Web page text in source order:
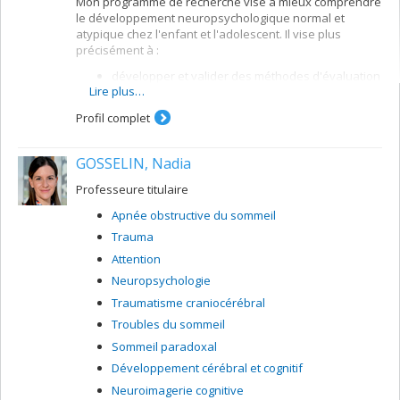
le développement neuropsychologique normal et
atypique chez l'enfant et l'adolescent. Il vise plus
précisément à :
développer et valider des méthodes d'évaluation
et d'intervention auprès d'enfants qui présentent
des troubles neurodéveloppementaux, incluant
les troubles de l'attention, les troubles
trouble développemental du langage (dysphasie)
et le syndrome de Tourette
développer et valider des méthodes d'analyse et
d'interprétation de données
neuropsychologiques
Je m'intéresse également à la supervision clinique en
l'enseignement de la supervision.
Lire plus…
Profil complet
GOSSELIN, Nadia
Professeure titulaire
Apnée obstructive du sommeil
Trauma
Attention
Neuropsychologie
Traumatisme craniocérébral
Troubles du sommeil
Sommeil paradoxal
Développement cérébral et cognitif
Neuroimagerie cognitive